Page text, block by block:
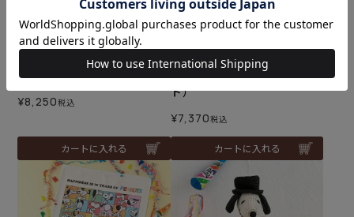
難易度：
バッグ＜スヌーピーとオラ
フ＞（編み物 材料セット）
¥8,250税込
カートに入れる
サイコロカレンダー＜スヌ
ーピー＞（編み物 材料セッ
ト）
¥7,370税込
カートに入れる